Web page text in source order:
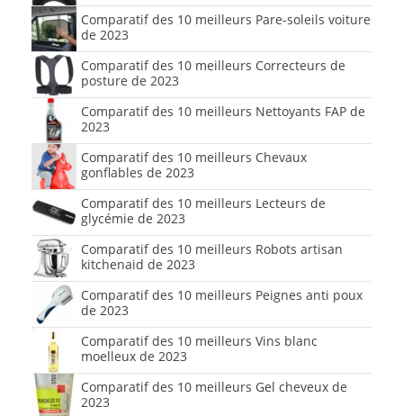
Comparatif des 10 meilleurs Pare-soleils voiture
de 2023
Comparatif des 10 meilleurs Correcteurs de
posture de 2023
Comparatif des 10 meilleurs Nettoyants FAP de
2023
Comparatif des 10 meilleurs Chevaux
gonflables de 2023
Comparatif des 10 meilleurs Lecteurs de
glycémie de 2023
Comparatif des 10 meilleurs Robots artisan
kitchenaid de 2023
Comparatif des 10 meilleurs Peignes anti poux
de 2023
Comparatif des 10 meilleurs Vins blanc
moelleux de 2023
Comparatif des 10 meilleurs Gel cheveux de
2023